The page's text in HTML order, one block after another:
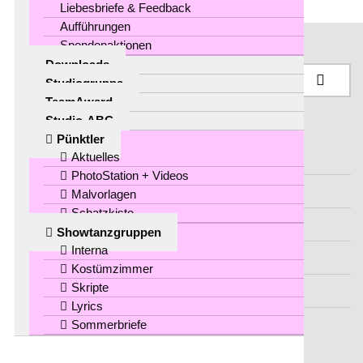
Stundenplan
News
Liebesbriefe & Feedback
Aufführungen
Spendenaktionen
Downloads
Studiogruppe
TeamAward
Studio-ABC
Pünktler
Aktuelles
PhotoStation + Videos
Malvorlagen
Schatzkiste
Showtanzgruppen
Interna
Kostümzimmer
Skripte
Lyrics
Sommerbriefe